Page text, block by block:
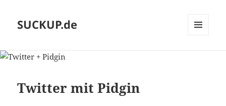
SUCKUP.de
Twitter mit Pidgin